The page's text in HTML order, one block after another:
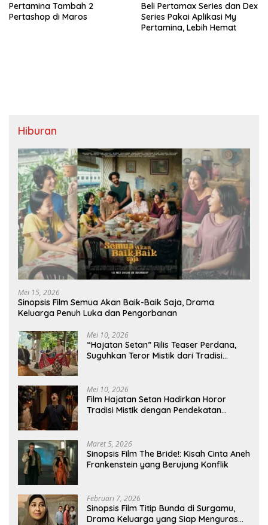
Pertamina Tambah 2
Pertashop di Maros
Beli Pertamax Series dan Dex
Series Pakai Aplikasi My
Pertamina, Lebih Hemat
Hiburan
Mei 15, 2026
Sinopsis Film Semua Akan Baik-Baik Saja, Drama
Keluarga Penuh Luka dan Pengorbanan
Mei 10, 2026
“Hajatan Setan” Rilis Teaser Perdana,
Suguhkan Teror Mistik dari Tradisi
Mei 10, 2026
Film Hajatan Setan Hadirkan Horor
Tradisi Mistik dengan Pendekatan
Maret 5, 2026
Sinopsis Film The Bride!: Kisah Cinta Aneh
Frankenstein yang Berujung Konflik
Februari 7, 2026
Sinopsis Film Titip Bunda di Surgamu,
Drama Keluarga yang Siap Menguras